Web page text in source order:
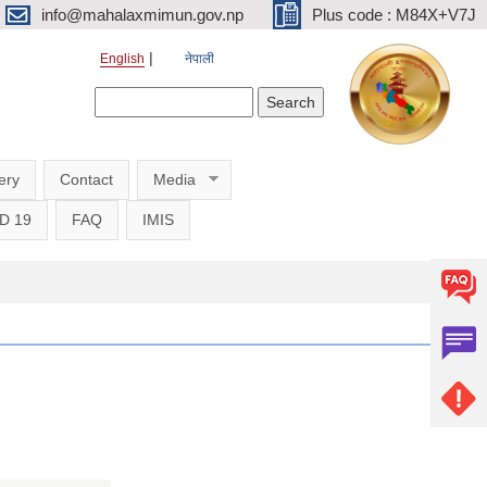
info@mahalaxmimun.gov.np Plus code : M84X+V7J
English नेपाली
Contact Media
19 FAQ IMIS